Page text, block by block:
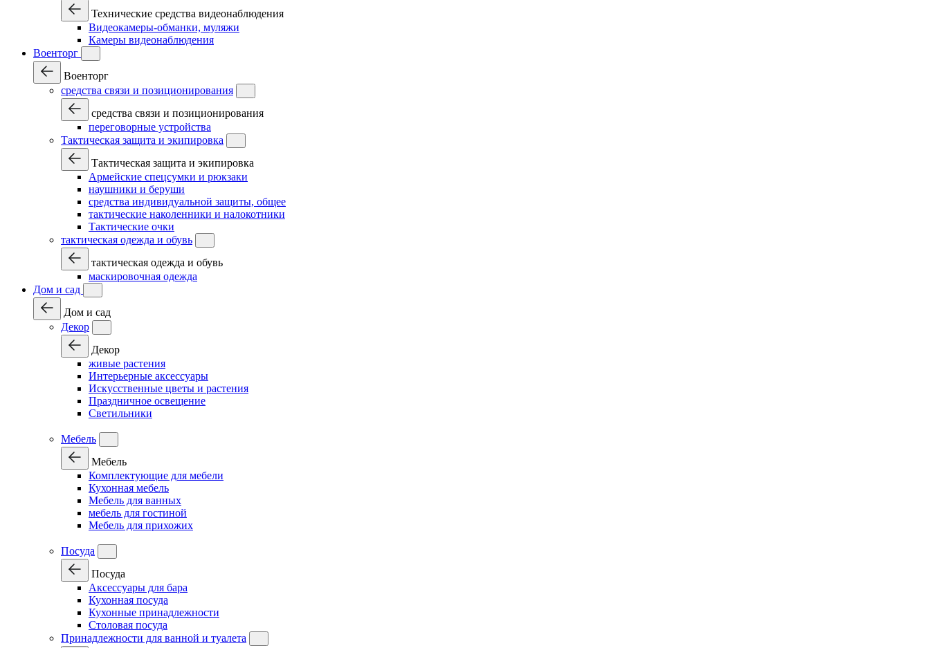
Технические средства видеонаблюдения
Видеокамеры-обманки, муляжи
Камеры видеонаблюдения
Военторг
Военторг
средства связи и позиционирования
средства связи и позиционирования
переговорные устройства
Тактическая защита и экипировка
Тактическая защита и экипировка
Армейские спецсумки и рюкзаки
наушники и беруши
средства индивидуальной защиты, общее
тактические наколенники и налокотники
Тактические очки
тактическая одежда и обувь
тактическая одежда и обувь
маскировочная одежда
Дом и сад
Дом и сад
Декор
Декор
живые растения
Интерьерные аксессуары
Искусственные цветы и растения
Праздничное освещение
Светильники
Мебель
Мебель
Комплектующие для мебели
Кухонная мебель
Мебель для ванных
мебель для гостиной
Мебель для прихожих
Посуда
Посуда
Аксессуары для бара
Кухонная посуда
Кухонные принадлежности
Столовая посуда
Принадлежности для ванной и туалета